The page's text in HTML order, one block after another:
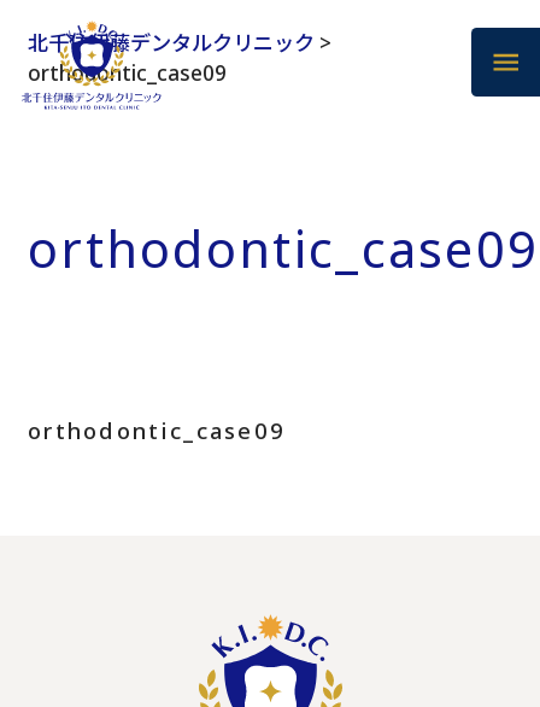
北千住伊藤デンタルクリニック >
orthodontic_case09
orthodontic_case09
orthodontic_case09